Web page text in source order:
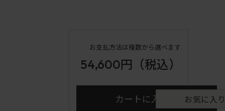
お支払方法は複数から選べます
54,600円 （税込）
カートに入れる お気に入